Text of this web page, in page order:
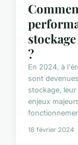
?
En 2024, à
sont
stockage,
enjeux
18 février 2024